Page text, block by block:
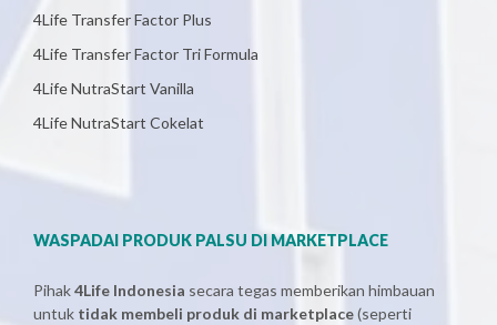
4Life Transfer Factor Plus
4Life Transfer Factor Tri Formula
4Life NutraStart Vanilla
4Life NutraStart Cokelat
WASPADAI PRODUK PALSU DI MARKETPLACE
Pihak4Life Indonesia secara tegas memberikan himbauan
untuk tidak membeli produk di marketplace(seperti